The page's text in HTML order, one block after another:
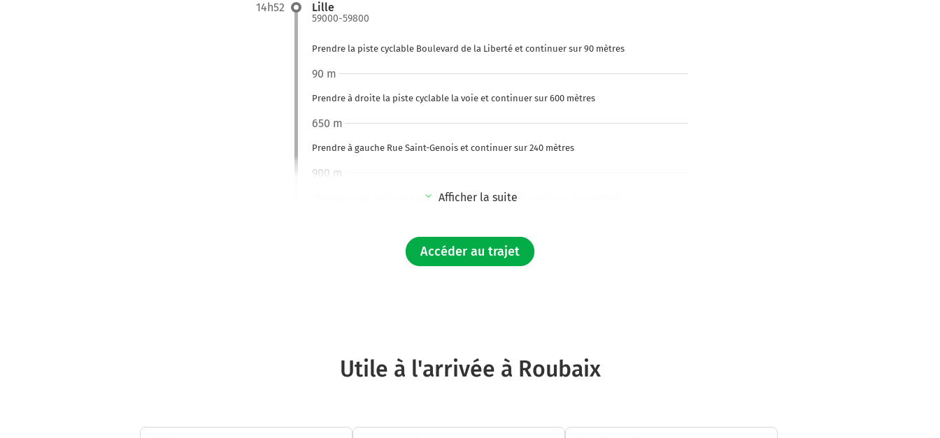
14h52 Lille
59000-59800
Prendre la piste cyclable Boulevard de la Liberté et continuer sur 90 mètres
Prendre à droite la piste cyclable la voie et continuer sur 600 mètres
90 m
Prendre à gauche Rue Saint-Genois et continuer sur 240 mètres
650 m
Prendre à gauche la voie partagée Rue Faidherbe et continuer sur 5 mètres
900 m
Prendre à droite Rue du Priez et continuer sur 40 mètres
1,4 km
Afficher la suite
Accéder au trajet
Utile à l'arrivée à Roubaix